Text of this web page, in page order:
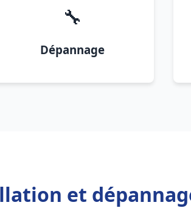
🔧
Dépannage
et